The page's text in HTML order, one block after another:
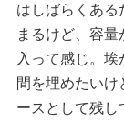
はしばらくある
まるけど、容
入って感じ。
間を埋めたい
ースとして残し